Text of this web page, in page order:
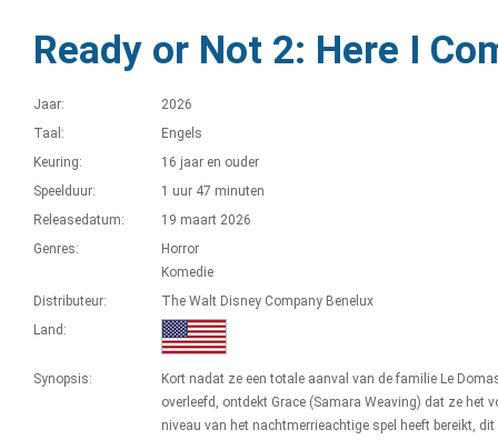
Ready or Not 2: Here I
Jaar:
2026
Taal:
Engels
Keuring:
16 jaar en ouder
Speelduur:
1 uur 47 minuten
Releasedatum:
19 maart 2026
Genres:
Horror
Komedie
Distributeur:
The Walt Disney Company Benelux
Land:
Synopsis:
Kort nadat ze een totale aanval van de familie Le
overleefd, ontdekt Grace (Samara Weaving) dat ze het
niveau van het nachtmerrieachtige spel heeft bereikt, dit